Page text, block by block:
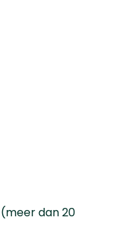
dan 20